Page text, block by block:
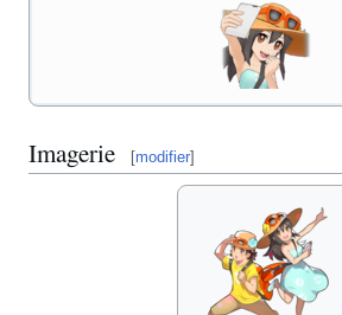
Imagerie [modifier]